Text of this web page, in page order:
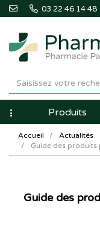
03 22 46 14 48
Paque
Amiens
NavigationProduits
Accueil
Actualités
Guide des
Guide des